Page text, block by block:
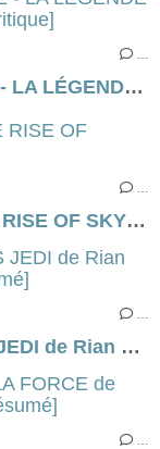
…
LES CHEVALIERS DU ZODIAQUE - LA LÉGENDE DU SANCTUAIRE de Keichi Sato [critique]
En attendant STAR WARS 9 : THE RISE OF SKYWALKER...
…
STAR WARS VIII, LES DERNIERS JEDI de Rian Johnson, la version hystérique [résumé]
…